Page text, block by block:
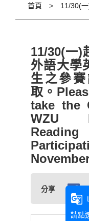
首頁
11/30(一)
外語大學
生之參
取。
take the
WZU
分享
g_translate
請點